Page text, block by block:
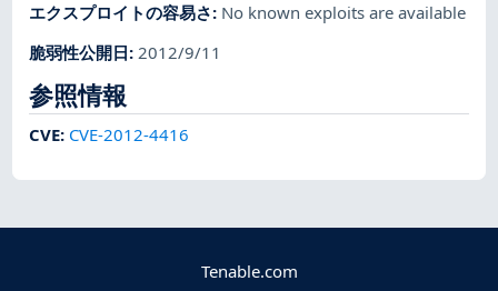
エクスプロイトの容易さ: No known exploits are available
脆弱性公開日:2012/9/11
参照情報
CVE: CVE-2012-4416
Tenable.com